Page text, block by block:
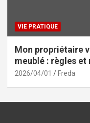
VIE PRATIQUE
Mon propriétaire
meublé : règles et
2026/04/01 Freda